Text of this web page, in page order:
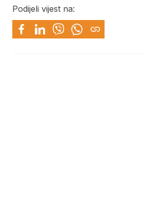
Podijeli vijest na: